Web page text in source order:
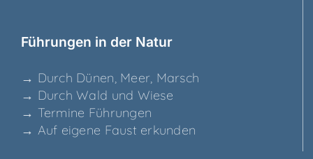
Füh­run­gen in der Natur
→ Durch Dünen, Meer, Marsch
→ Durch Wald und Wiese
→ Ter­mi­ne Führungen
→ Auf eige­ne Faust erkunden